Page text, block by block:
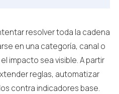
resolver toda la cadena
en una categoría, canal o
impacto sea visible. A partir
reglas, automatizar
contra indicadores base.